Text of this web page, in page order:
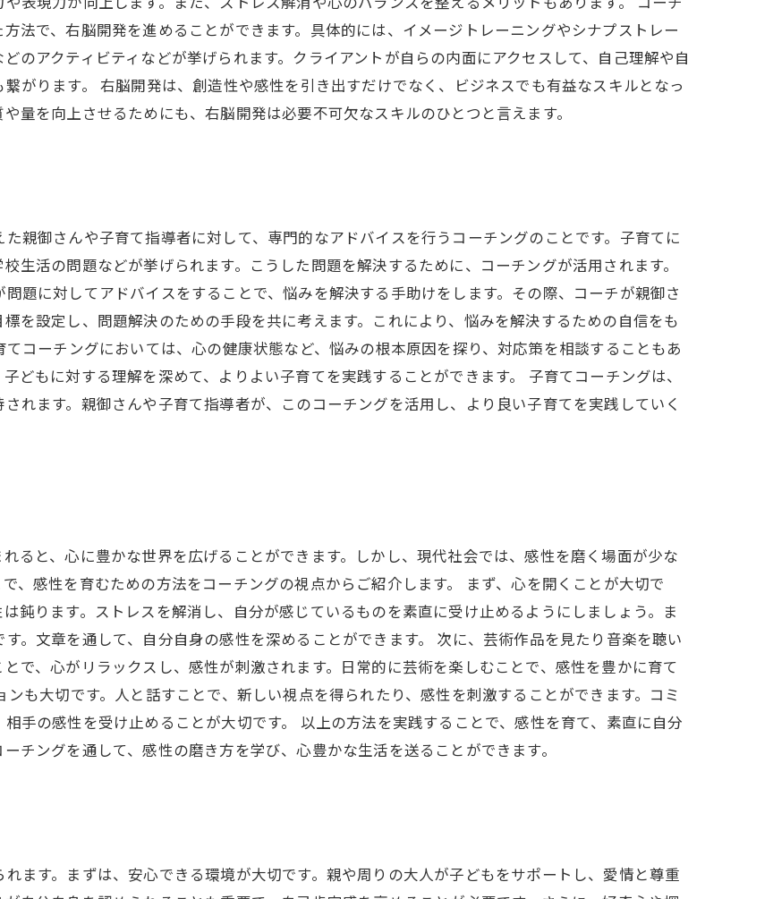
法で、右脳開発を進めることができます。具体的には、イメージトレーニングやシナプストレー
のアクティビティなどが挙げられます。クライアントが自らの内面にアクセスして、自己理解や自
がります。 右脳開発は、創造性や感性を引き出すだけでなく、ビジネスでも有益なスキルとなっ
量を向上させるためにも、右脳開発は必要不可欠なスキルのひとつと言えます。
親御さんや子育て指導者に対して、専門的なアドバイスを行うコーチングのことです。子育てに
生活の問題などが挙げられます。こうした問題を解決するために、コーチングが活用されます。
題に対してアドバイスをすることで、悩みを解決する手助けをします。その際、コーチが親御さ
を設定し、問題解決のための手段を共に考えます。これにより、悩みを解決するための自信をも
コーチングにおいては、心の健康状態など、悩みの根本原因を探り、対応策を相談することもあ
どもに対する理解を深めて、よりよい子育てを実践することができます。 子育てコーチングは、
れます。親御さんや子育て指導者が、このコーチングを活用し、より良い子育てを実践していく
ると、心に豊かな世界を広げることができます。しかし、現代社会では、感性を磨く場面が少な
、感性を育むための方法をコーチングの視点からご紹介します。 まず、心を開くことが大切で
鈍ります。ストレスを解消し、自分が感じているものを素直に受け止めるようにしましょう。ま
。文章を通して、自分自身の感性を深めることができます。 次に、芸術作品を見たり音楽を聴い
で、心がリラックスし、感性が刺激されます。日常的に芸術を楽しむことで、感性を豊かに育て
も大切です。人と話すことで、新しい視点を得られたり、感性を刺激することができます。コミ
手の感性を受け止めることが大切です。 以上の方法を実践することで、感性を育て、素直に自分
チングを通して、感性の磨き方を学び、心豊かな生活を送ることができます。
ます。まずは、安心できる環境が大切です。親や周りの大人が子どもをサポートし、愛情と尊重